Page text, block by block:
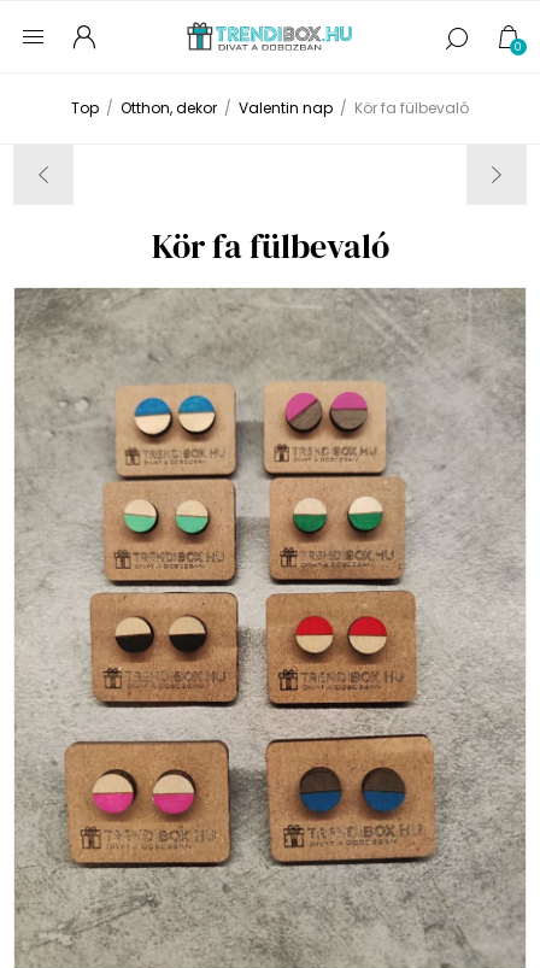
0
Top / Otthon, dekor / Valentin nap / Kör fa fülbevaló
Kör fa fülbevaló